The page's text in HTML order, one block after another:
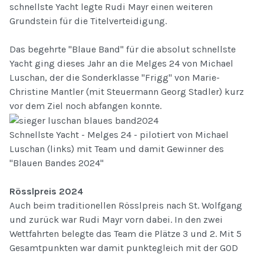
schnellste Yacht legte Rudi Mayr einen weiteren
Grundstein für die Titelverteidigung.
Das begehrte "Blaue Band" für die absolut schnellste
Yacht ging dieses Jahr an die Melges 24 von Michael
Luschan, der die Sonderklasse "Frigg" von Marie-
Christine Mantler (mit Steuermann Georg Stadler) kurz
vor dem Ziel noch abfangen konnte.
Schnellste Yacht - Melges 24 - pilotiert von Michael
Luschan (links) mit Team und damit Gewinner des
"Blauen Bandes 2024"
Rösslpreis 2024
Auch beim traditionellen Rösslpreis nach St. Wolfgang
und zurück war Rudi Mayr vorn dabei. In den zwei
Wettfahrten belegte das Team die Plätze 3 und 2. Mit 5
Gesamtpunkten war damit punktegleich mit der GOD